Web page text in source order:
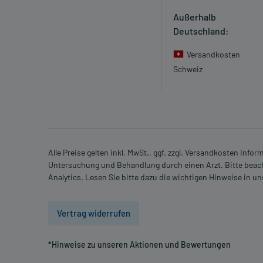
Apotheker. Der therapeutische Nutzen kann höher
- Entzündung der Bronchien
- Unterzuckerung (Hypoglykämie)
- Appetitlosigkeit
- Schwindelgefühl
- Verdauungsbeschwerden
Außerhalb
Deutschland:
Versandkosten
Schweiz
Alle Preise gelten inkl. MwSt., ggf. zzgl. Versandkosten
Untersuchung und Behandlung durch einen Arzt. Bitte
Analytics. Lesen Sie bitte dazu die wichtigen Hinweise in
Vertrag widerrufen
*Hinweise zu unseren Aktionen und Bewertungen